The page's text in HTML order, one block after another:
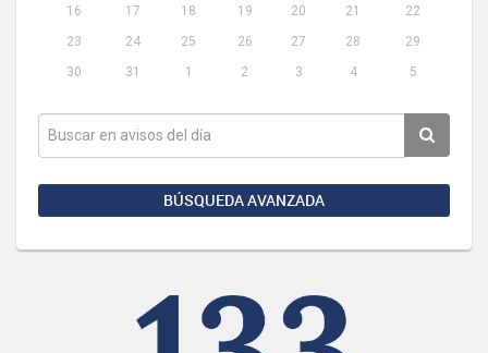
16
17 18 19 20 21
22
23
24 25 26 27 28
29
30
31 1 2 3 4 5
BÚSQUEDA AVANZADA